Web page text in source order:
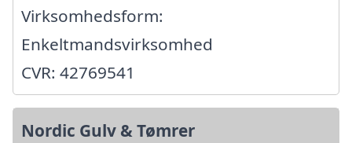
Virksomhedsform:
Enkeltmandsvirksomhed
CVR: 42769541
Nordic Gulv & Tømrer